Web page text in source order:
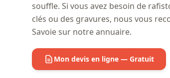
souffle. Si vous avez besoin de
clés ou des gravures, nous vous
Savoie sur notre annuaire.
Mon devis en ligne — Gratuit